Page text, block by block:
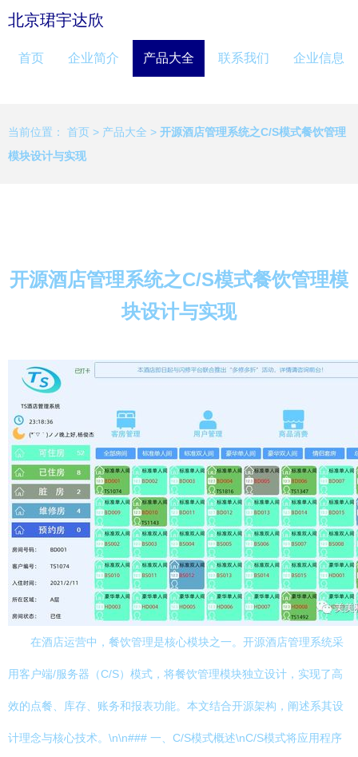
北京珺宇达欣
首页 企业简介 产品大全 联系我们 企业信息
当前位置： 首页 > 产品大全 > 开源酒店管理系统之C/S模式餐饮管理
模块设计与实现
开源酒店管理系统之C/S模式餐饮管理模
块设计与实现
在酒店运营中，餐饮管理是核心模块之一。开源酒店管理系统采
用客户端/服务器（C/S）模式，将餐饮管理模块独立设计，实现了高
效的点餐、库存、账务和报表功能。本文结合开源架构，阐述系其设
计理念与核心技术。\n\n### 一、C/S模式概述\nC/S模式将应用程序